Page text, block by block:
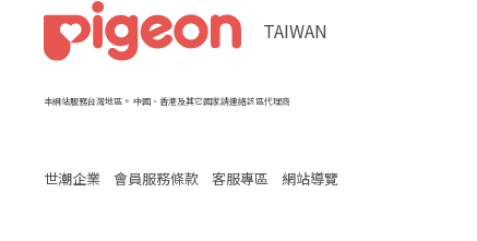
世潮企業 會員服務條款 客服專區 網站導覽
TAIWAN
本網站服務台灣地區。 中國、香港及其它國家請連絡該區代理商